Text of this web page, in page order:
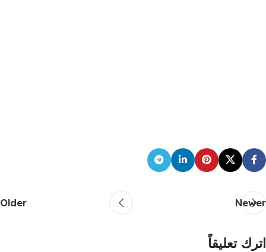
Newer
Older
اترك تعليقاً